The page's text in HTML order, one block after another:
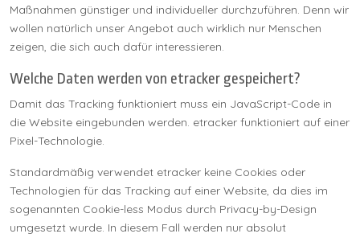
Maßnahmen günstiger und individueller durchzuführen. Denn wir
wollen natürlich unser Angebot auch wirklich nur Menschen
zeigen, die sich auch dafür interessieren.
Welche Daten werden von etracker gespeichert?
Damit das Tracking funktioniert muss ein JavaScript-Code in
die Website eingebunden werden. etracker funktioniert auf einer
Pixel-Technologie.
Standardmäßig verwendet etracker keine Cookies oder
Technologien für das Tracking auf einer Website, da dies im
sogenannten Cookie-less Modus durch Privacy-by-Design
umgesetzt wurde. In diesem Fall werden nur absolut